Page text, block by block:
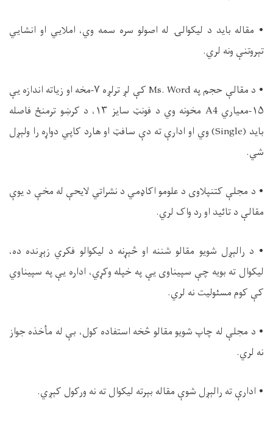
• مقاله باید د لیکوالۍ له اصولو سره سمه وي، املایي او انشايي
تېروتنې ونه لري.
• د مقالې حجم په Ms. Word کې لږ ترلږه ۷-مخه او زیاته اندازه یې
۱۵-معياري A4 مخونه وي د فونټ سایز ۱۳، د کرښو ترمنځ فاصله
باید (Single) وي او ادارې ته دې سافټ او هارد کاپي دواړه را ولېږل
شي.
• د مجلې کتنپلاوی د علومو اکاډمي د نشراتي لایحې له مخې د یوې
مقالې د تائید او رد واک لري.
• د رالېږل شویو مقالو شننه او څېړنه د ليکوالو فکري زېږنده ده،
لیکوال ته بويه چې سپیناوی يې په خپله وکړي، اداره یې په سپيناوي
کې کوم مسئولیت نه لري.
• د مجلې له چاپ شويو مقالو څخه استفاده کول، بې له مأخذه جواز
نه لري.
• ادارې ته رالېږل شوې مقاله بېرته ليکوال ته نه ورکول کېږي.